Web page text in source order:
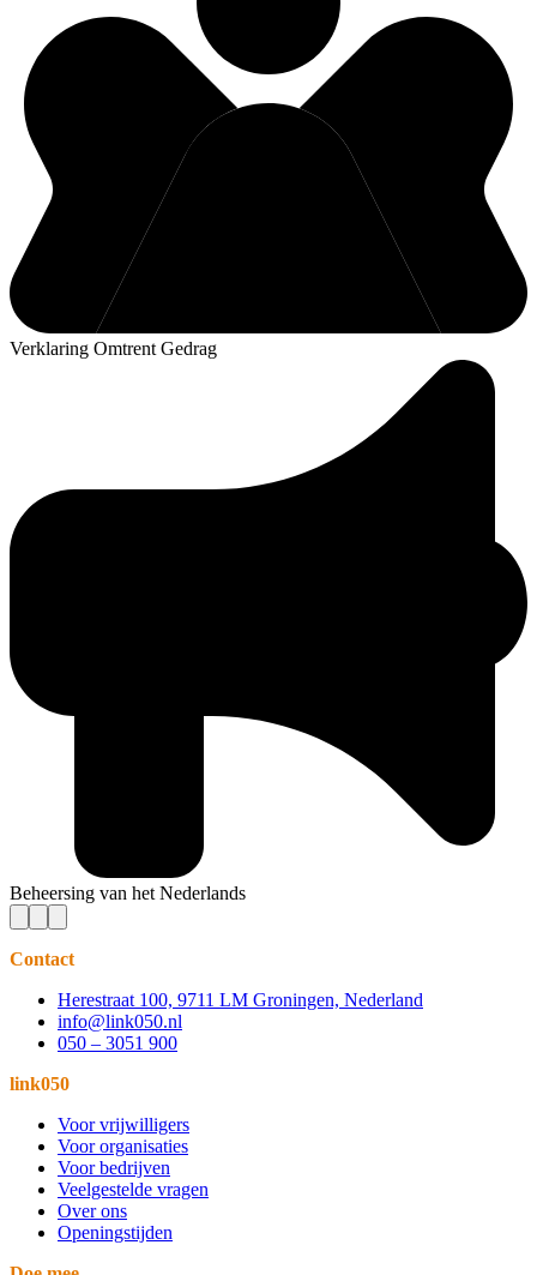
Verklaring Omtrent Gedrag
Beheersing van het Nederlands
Contact
Herestraat 100, 9711 LM Groningen, Nederland
info@link050.nl
050 – 3051 900
link050
Voor vrijwilligers
Voor organisaties
Voor bedrijven
Veelgestelde vragen
Over ons
Openingstijden